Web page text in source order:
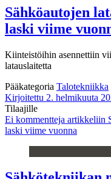
Sähköautojen
laski viime
Kiinteistöihin asennettiin
latauslaitetta
Pääkategoria Talotekniikka
Kirjoitettu 2. helmikuuta
Tilaajille
Ei kommentteja artikkeliin
laski viime vuonna